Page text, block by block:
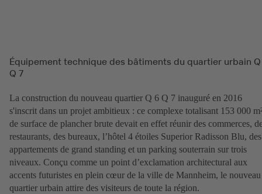
Équipement technique des bâtiments du quartier urbain
Q 7
La construction du nouveau quartier Q 6 Q 7 inauguré en 2016
s'inscrit dans un projet ambitieux : ce complexe totalisant 153 000
de surface de plancher brute devait en effet réunir des commerces,
restaurants, des bureaux, l’hôtel 4 étoiles Superior Radisson Blu, des
appartements de grand standing et un parking souterrain sur trois
niveaux. Conçu comme un point d’exclamation architectural aux
accents futuristes en plein cœur de la ville de Mannheim, le nouveau
quartier urbain attire des visiteurs de toute la région.